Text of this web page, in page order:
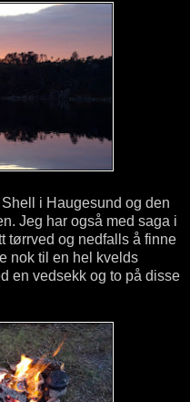
i Haugesund og den
Jeg har også med saga i
tørrved og nedfalls å finne
nok til en hel kvelds
en vedsekk og to på disse